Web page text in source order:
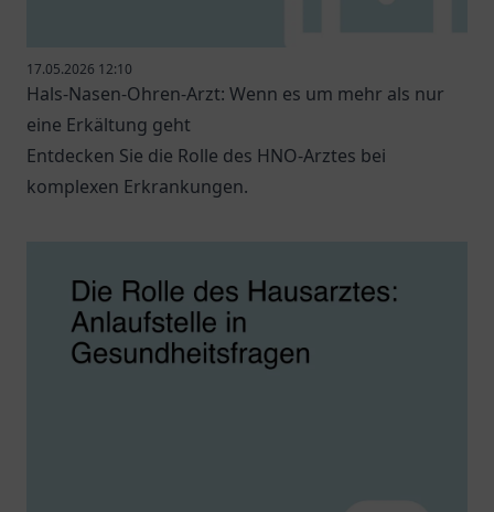
17.05.2026 12:10
Hals-Nasen-Ohren-Arzt: Wenn es um mehr als nur
eine Erkältung geht
Entdecken Sie die Rolle des HNO-Arztes bei
komplexen Erkrankungen.